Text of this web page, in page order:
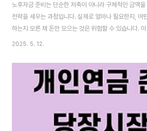
노후자금 준비는 단순한 저축이 아니라 구체적인 금액
전략을 세우는 과정입니다. 실제로 얼마나 필요한지, 어
하는지 모른 채 돈만 모으는 것은 위험할 수 있습니다.
정확히 계산하고 대비하는 방법을 체계적으로 알아봅시
생활비 인상, 의료비 등 다양한 요소를 수치로 정리해야
합니다. 노후자금 계산은 미래를 예측하고 계획할 수 있
점입니다. 수치가 있어야 전략도 생깁니다.막연한 준비
다. 정확한 금액을 계산..
2025. 5. 12.